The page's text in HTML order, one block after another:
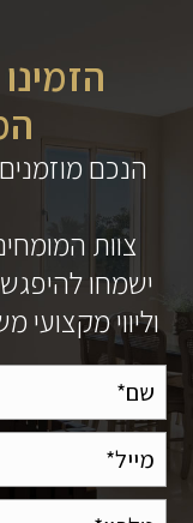
הנכם
צוות
ישמחו
וליווי